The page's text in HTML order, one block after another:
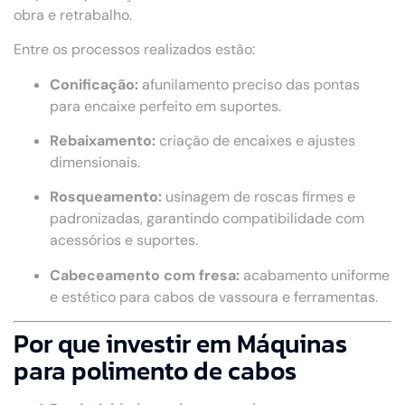
obra e retrabalho.
Entre os processos realizados estão:
Conificação: afunilamento preciso das pontas
para encaixe perfeito em suportes.
Rebaixamento: criação de encaixes e ajustes
dimensionais.
Rosqueamento: usinagem de roscas firmes e
padronizadas, garantindo compatibilidade com
acessórios e suportes.
Cabeceamento com fresa: acabamento uniforme
e estético para cabos de vassoura e ferramentas.
Por que investir em Máquinas
para polimento de cabos